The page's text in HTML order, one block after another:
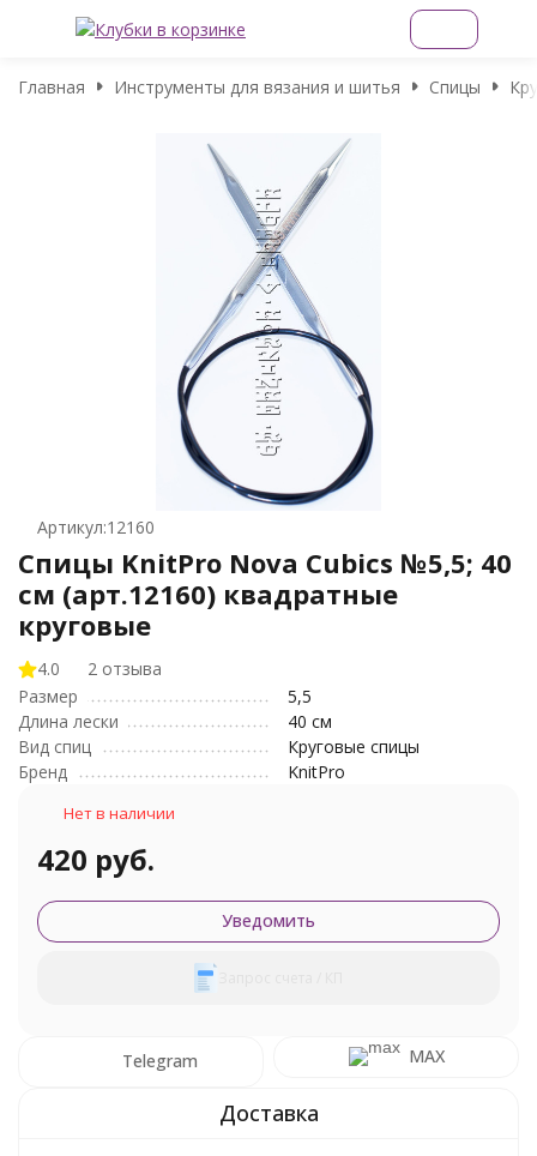
Главная Инструменты для вязания и шитья Спицы
Артикул:12160
Спицы KnitPro Nova Cubics №5,5; 40
см (арт.12160) квадратные
круговые
4.0
2 отзыва
Размер
5,5
Длина лески
40 см
Вид спиц
Круговые спицы
Бренд
KnitPro
Нет в наличии
420 руб.
Уведомить
Telegram MAX